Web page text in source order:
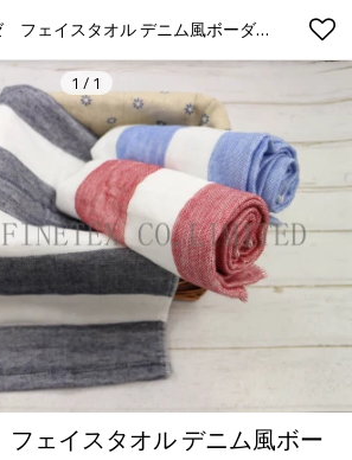
パイルガーゼ　フェイスタオル デニム風ボーダー
1 / 1
ェイスタオル デニム風ボー